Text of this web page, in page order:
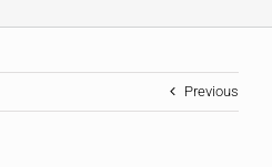
Previous